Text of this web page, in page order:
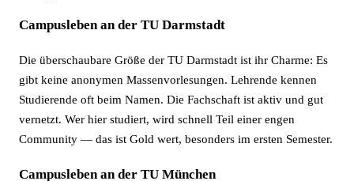
Campusleben an der TU Darmstadt
Die überschaubare Größe der TU Darmstadt ist ihr Charme: Es
gibt keine anonymen Massenvorlesungen. Lehrende kennen
Studierende oft beim Namen. Die Fachschaft ist aktiv und gut
vernetzt. Wer hier studiert, wird schnell Teil einer engen
Community — das ist Gold wert, besonders im ersten Semester.
Campusleben an der TU München